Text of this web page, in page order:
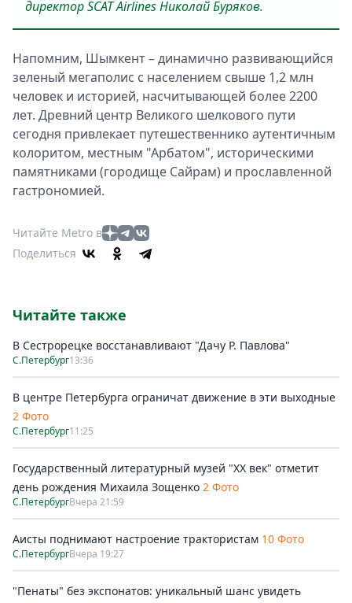
директор SCAT Airlines Николай Буряков.
Напомним, Шымкент – динамично развивающийся
зеленый мегаполис с населением свыше 1,2 млн
человек и историей, насчитывающей более 2200
лет. Древний центр Великого шелкового пути
сегодня привлекает путешественнико аутентичным
колоритом, местным "Арбатом", историческими
памятниками (городище Сайрам) и прославленной
гастрономией.
Читайте Metro в
Поделиться
Читайте также
В Сестрорецке восстанавливают "Дачу Р. Павлова"
С.Петербург13:36
В центре Петербурга ограничат движение в эти выходные
2 Фото
С.Петербург11:25
Государственный литературный музей "ХХ век" отметит
день рождения Михаила Зощенко 2 Фото
С.ПетербургВчера 21:59
Аисты поднимают настроение трактористам 10 Фото
С.ПетербургВчера 19:27
"Пенаты" без экспонатов: уникальный шанс увидеть